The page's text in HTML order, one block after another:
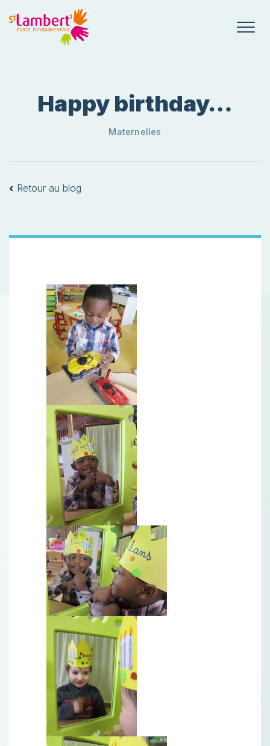
Happy birthday…
Maternelles
‹ Retour au blog